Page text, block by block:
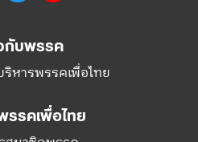
กับพรรค
หารพรรคเพื่อไทย
รรคเพื่อไทย